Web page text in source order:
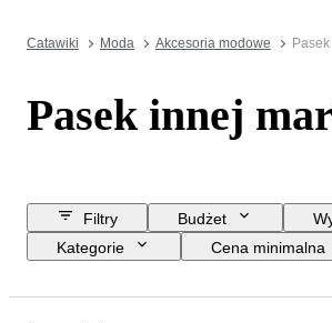
Catawiki Moda Akcesoria modowe
Pasek innej
Filtry Budżet
Kategorie
Cena minimalna